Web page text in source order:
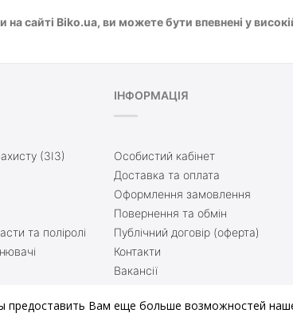
сайті Biko.ua, ви можете бути впевнені у
(ЗІЗ)
та поліролі
ІНФОРМАЦІЯ
Особистий кабінет
Доставка та оплата
Оформлення замовлення
Повернення та обмін
Публічний договір (оферта)
Контакти
Вакансії
Блог
Вам еще больше возможностей